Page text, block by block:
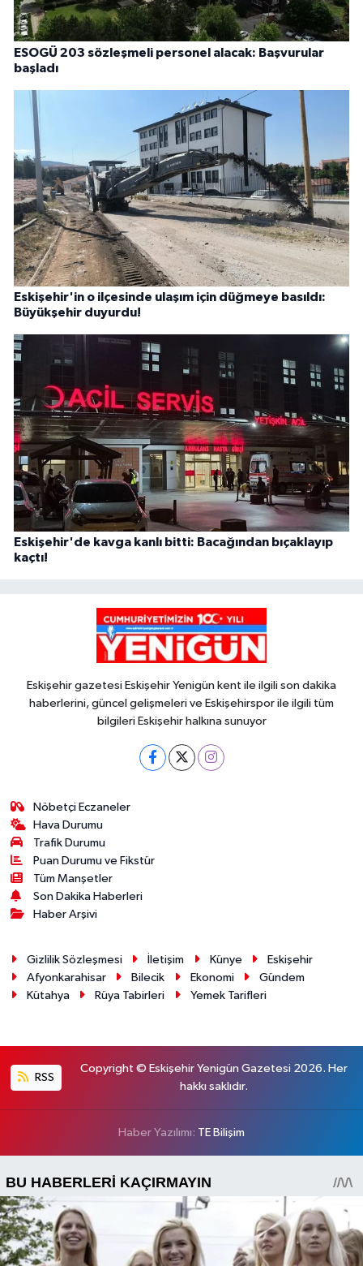
ESOGÜ 203 sözleşmeli personel alacak: Başvurular
başladı
Eskişehir'in o ilçesinde ulaşım için düğmeye basıldı:
Büyükşehir duyurdu!
Eskişehir'de kavga kanlı bitti: Bacağından bıçaklayıp
kaçtı!
Eskişehir gazetesi Eskişehir Yenigün kent ile ilgili son dakika
haberlerini, güncel gelişmeleri ve Eskişehirspor ile ilgili tüm
bilgileri Eskişehir halkına sunuyor
Nöbetçi Eczaneler
Hava Durumu
Trafik Durumu
Puan Durumu ve Fikstür
Tüm Manşetler
Son Dakika Haberleri
Haber Arşivi
Gizlilik Sözleşmesi İletişim Künye
Eskişehir
Afyonkarahisar
Bilecik Ekonomi
Gündem
Kütahya
Rüya Tabirleri Yemek Tarifleri
RSS
Copyright © Eskişehir Yenigün Gazetesi 2026. Her
hakkı saklıdır.
Haber Yazılımı: TE Bilişim